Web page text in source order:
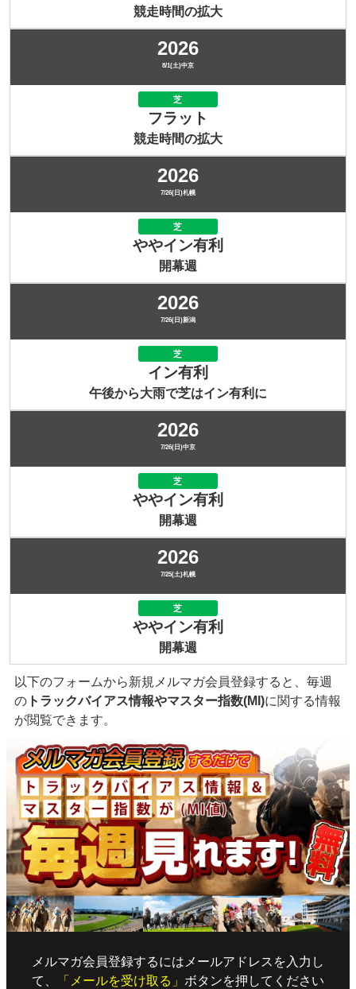
競走時間の拡大
2026
8/1(土)中京
芝
フラット
競走時間の拡大
2026
7/26(日)札幌
芝
ややイン有利
開幕週
2026
7/26(日)新潟
芝
イン有利
午後から大雨で芝はイン有利に
2026
7/26(日)中京
芝
ややイン有利
開幕週
2026
7/25(土)札幌
芝
ややイン有利
開幕週
以下のフォームから新規メルマガ会員登録すると、毎週
の トラックバイアス情報やマスター指数(MI)に関する情報
が閲覧できます。
メルマガ会員登録するにはメールアドレスを入力し
て、
「メールを受け取る」 ボタンを押してください